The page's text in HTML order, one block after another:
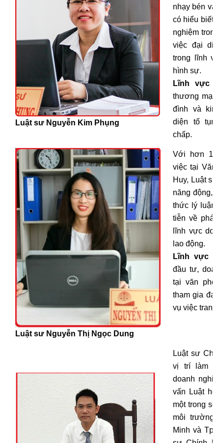
Luật sư Nguyễn Kim Phụng
nhạy bén và
có hiểu biết
nghiệm
việc đại
trong lĩnh
hình sự.
Lĩnh vực
thương mại,
đình và
diện tố
chấp.
Luật sư Nguyễn Thị Ngọc Dung
Với hơn 12
việc tại Văn
Huy, Luật
năng động,
thức lý luận
tiễn về
lĩnh vực
lao động.
Lĩnh vực
đầu tư,
tại văn
tham gia đại
vụ việc tranh
Luật sư
vị trí làm
doanh
vấn Luật
một trong
môi trường
Minh và Tp.